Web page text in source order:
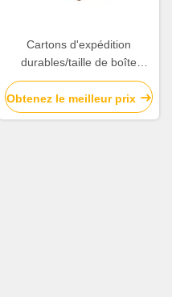
Cartons d'expédition
durables/taille de boîte
carton d'emballage diverse
disponible
Obtenez le meilleur prix